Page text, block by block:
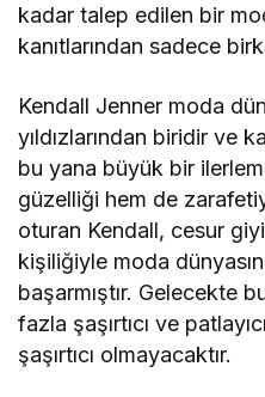
kadar talep edilen bir
kanıtlarından sadece
Kendall Jenner moda
yıldızlarından biridir ve
bu yana büyük bir
güzelliği hem de
oturan Kendall, cesur
kişiliğiyle moda
başarmıştır. Gelecekte
fazla şaşırtıcı ve
şaşırtıcı olmayacaktır.